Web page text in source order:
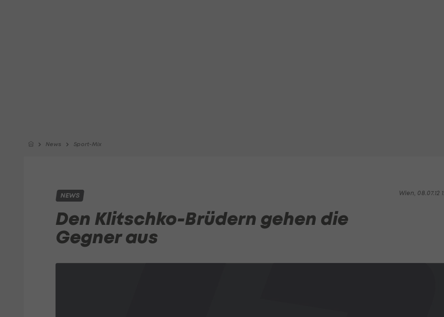
News Sport-Mix
Wien, 08.07.12
NEWS
Den Klitschko-Brüdern gehen die
Gegner aus